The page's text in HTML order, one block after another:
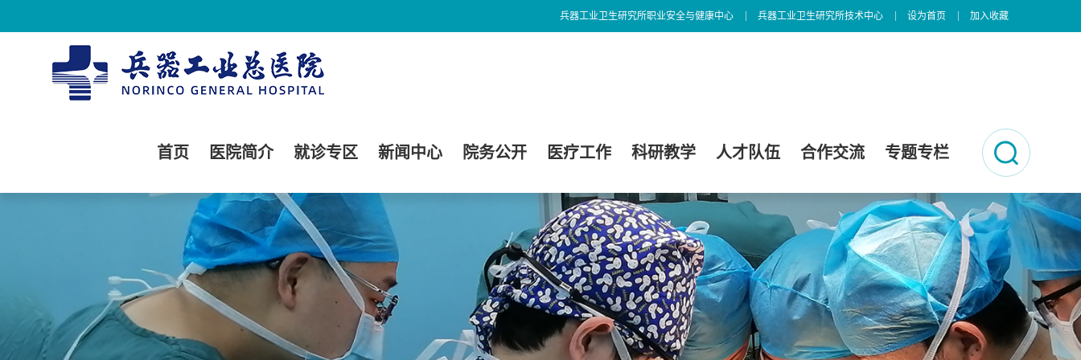
兵器工业卫生研究所职业安全与健康中心 兵器工业卫生研究所技术中心 设为首页 加入收藏
首页 医院简介 就诊专区 新闻中心 院务公开 医疗工作 科研教学 人才队伍 合作交流 专题专栏